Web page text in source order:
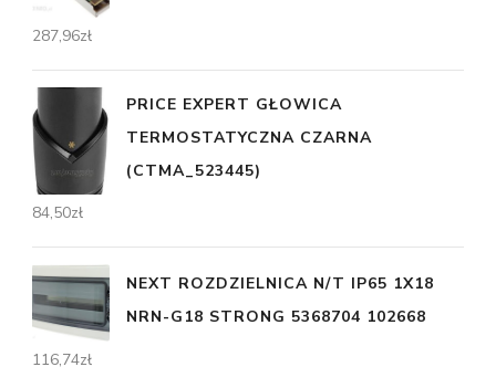
287,96zł
PRICE EXPERT GŁOWICA
TERMOSTATYCZNA CZARNA
(CTMA_523445)
84,50zł
NEXT ROZDZIELNICA N/T IP65 1X18
NRN-G18 STRONG 5368704 102668
116,74zł